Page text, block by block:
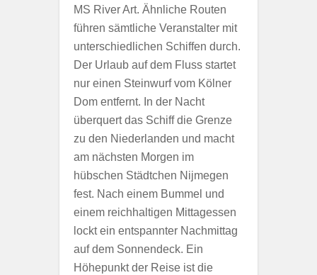
MS River Art. Ähnliche Routen
führen sämtliche Veranstalter mit
unterschiedlichen Schiffen durch.
Der Urlaub auf dem Fluss startet
nur einen Steinwurf vom Kölner
Dom entfernt. In der Nacht
überquert das Schiff die Grenze
zu den Niederlanden und macht
am nächsten Morgen im
hübschen Städtchen Nijmegen
fest. Nach einem Bummel und
einem reichhaltigen Mittagessen
lockt ein entspannter Nachmittag
auf dem Sonnendeck. Ein
Höhepunkt der Reise ist die